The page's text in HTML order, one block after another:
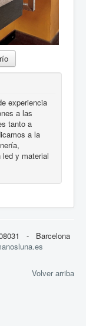
experiencia
a las
tanto a
a la
y material
- Barcelona
Volver arriba